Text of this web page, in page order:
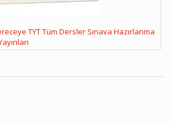
TYT Tüm Dersler Sınava Hazırlanma